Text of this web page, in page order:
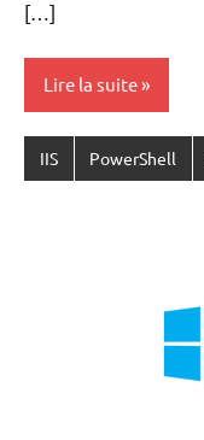
[…]
Lire la suite
IIS PowerShell